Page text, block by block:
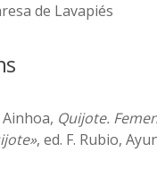
de Lavapiés
Quijote.
, ed. F. Rubio,